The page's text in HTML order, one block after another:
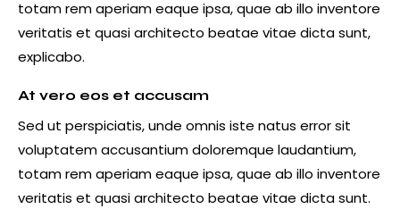
totam rem aperiam eaque ipsa, quae ab illo inventore
veritatis et quasi architecto beatae vitae dicta sunt,
explicabo.
At vero eos et accusam
Sed ut perspiciatis, unde omnis iste natus error sit
voluptatem accusantium doloremque laudantium,
totam rem aperiam eaque ipsa, quae ab illo inventore
veritatis et quasi architecto beatae vitae dicta sunt.